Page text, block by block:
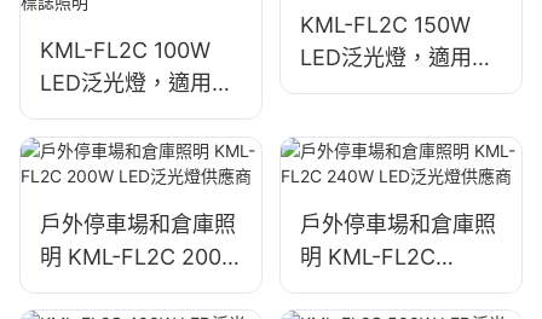
KML-FL2C 100W
LED泛光燈，適用於
戶外廣告看板和大型
標誌照明
KML-FL2C 150W
LED泛光燈，適用於
戶外牆壁和區域照明
戶外停車場和倉庫照
明 KML-FL2C 200W
LED泛光燈供應商
戶外停車場和倉庫照
明 KML-FL2C
240W LED泛光燈供